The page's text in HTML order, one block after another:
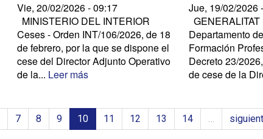
Vie, 20/02/2026 - 09:17
MINISTERIO DEL INTERIOR
Ceses - Orden INT/106/2026, de 18
de febrero, por la que se dispone el
cese del Director Adjunto Operativo
de la... Leer más
Jue, 19/02/2026
Departamento
Formación
Decreto 23/
de cese de la
7 8 9 10 11 12 13 14 …